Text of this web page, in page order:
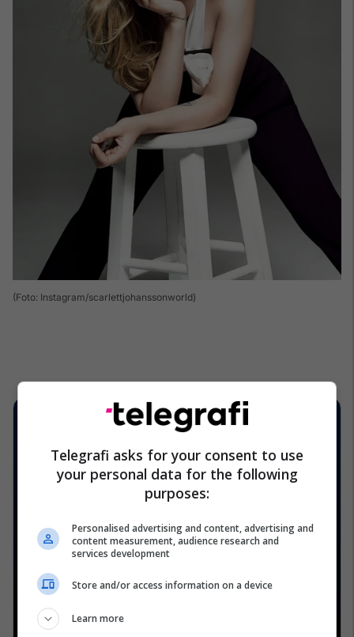
(Foto: Instagram/scarlettjohanssonworld)
Telegrafi asks for your consent to use
your personal data for the following
purposes:
Personalised advertising and content, advertising and
content measurement, audience research and
services development
Store and/or access information on a device
Learn more